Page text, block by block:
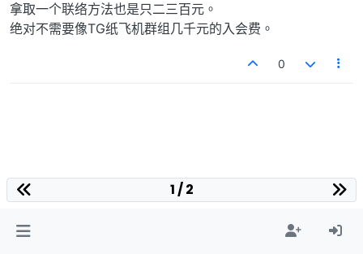
拿取一个联络方法也是只二三百元。
绝对不需要像TG纸飞机群组几千元的入会费。
0
1 / 2